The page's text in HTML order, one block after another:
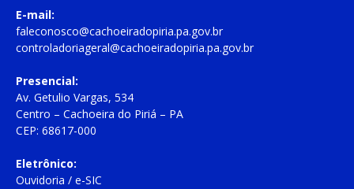
E-mail:
faleconosco@cachoeiradopiria.pa.gov.br
controladoriageral@cachoeiradopiria.pa.gov.br
Presencial:
Av. Getulio Vargas, 534
Centro – Cachoeira do Piriá – PA
CEP: 68617-000
Eletrônico:
Ouvidoria / e-SIC